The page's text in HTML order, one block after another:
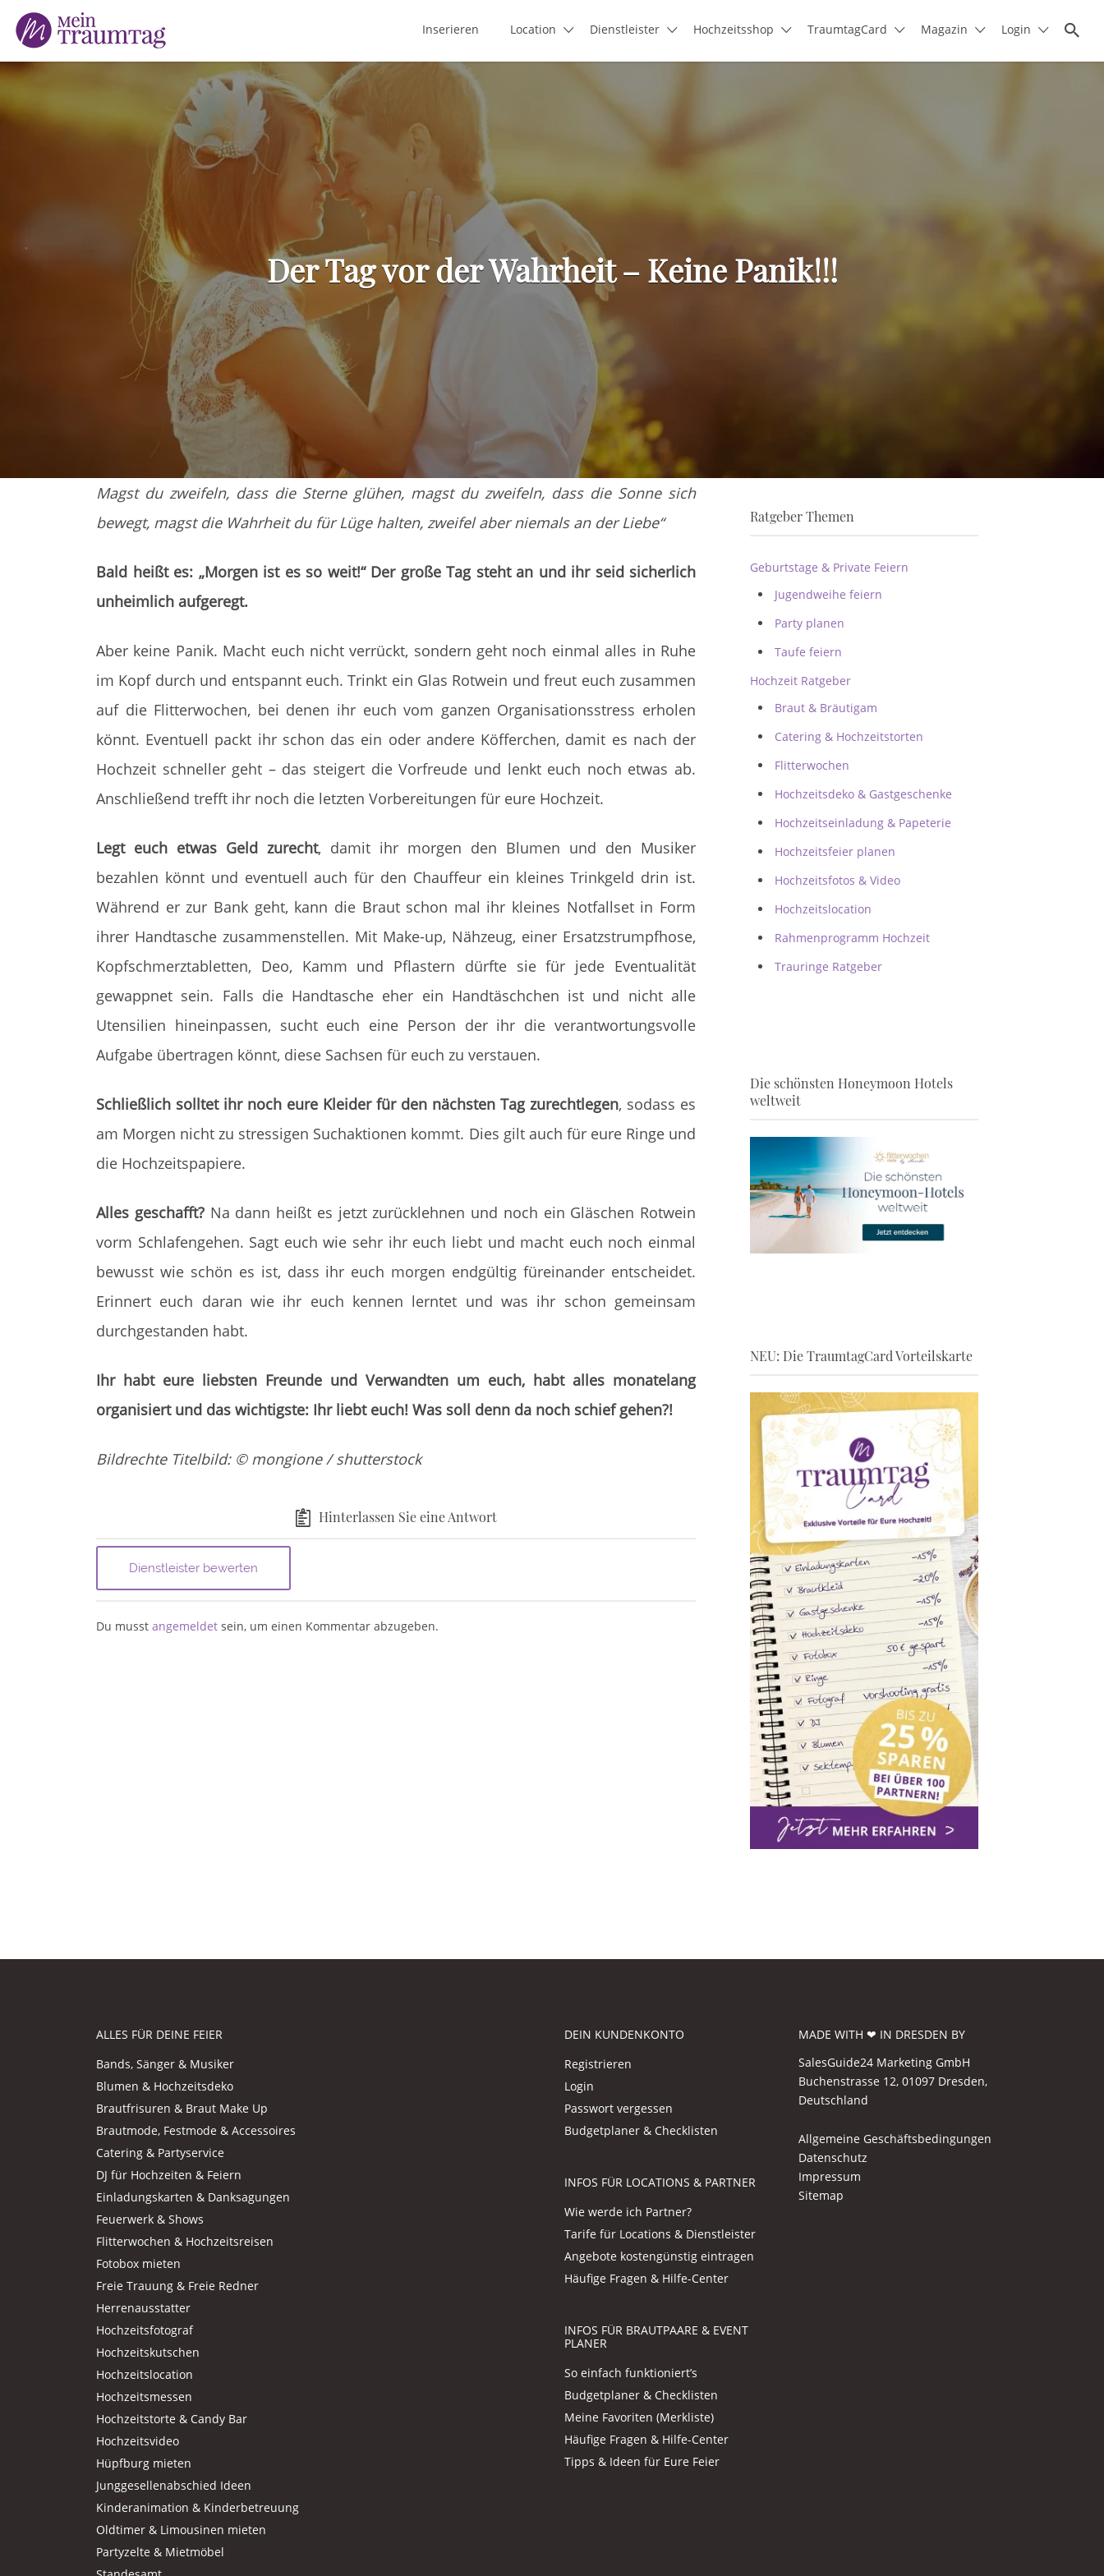
Inserieren Location Dienstleister Hochzeitsshop TraumtagCard Magazin Login
Suchen
nach:
Der Tag vor der Wahrheit – Keine Panik!!!
Magst du zweifeln, dass die Sterne glühen, magst du zweifeln, dass die Sonne sich
bewegt, magst die Wahrheit du für Lüge halten, zweifel aber niemals an der Liebe“
Bald heißt es: „Morgen ist es so weit!“ Der große Tag steht an und ihr seid sicherlich
unheimlich aufgeregt.
Aber keine Panik. Macht euch nicht verrückt, sondern geht noch einmal alles in Ruhe
im Kopf durch und entspannt euch. Trinkt ein Glas Rotwein und freut euch zusammen
auf die Flitterwochen, bei denen ihr euch vom ganzen Organisationsstress erholen
könnt. Eventuell packt ihr schon das ein oder andere Köfferchen, damit es nach der
Hochzeit schneller geht – das steigert die Vorfreude und lenkt euch noch etwas ab.
Anschließend trefft ihr noch die letzten Vorbereitungen für eure Hochzeit.
Legt euch etwas Geld zurecht, damit ihr morgen den Blumen und den Musiker
bezahlen könnt und eventuell auch für den Chauffeur ein kleines Trinkgeld drin ist.
Während er zur Bank geht, kann die Braut schon mal ihr kleines Notfallset in Form
ihrer Handtasche zusammenstellen. Mit Make-up, Nähzeug, einer Ersatzstrumpfhose,
Kopfschmerztabletten, Deo, Kamm und Pflastern dürfte sie für jede Eventualität
gewappnet sein. Falls die Handtasche eher ein Handtäschchen ist und nicht alle
Utensilien hineinpassen, sucht euch eine Person der ihr die verantwortungsvolle
Aufgabe übertragen könnt, diese Sachsen für euch zu verstauen.
Schließlich solltet ihr noch eure Kleider für den nächsten Tag zurechtlegen, sodass es
am Morgen nicht zu stressigen Suchaktionen kommt. Dies gilt auch für eure Ringe und
die Hochzeitspapiere.
Alles geschafft?Na dann heißt es jetzt zurücklehnen und noch ein Gläschen Rotwein
vorm Schlafengehen. Sagt euch wie sehr ihr euch liebt und macht euch noch einmal
bewusst wie schön es ist, dass ihr euch morgen endgültig füreinander entscheidet.
Erinnert euch daran wie ihr euch kennen lerntet und was ihr schon gemeinsam
durchgestanden habt.
Ihr habt eure liebsten Freunde und Verwandten um euch, habt alles monatelang
organisiert und das wichtigste: Ihr liebt euch! Was soll denn da noch schief gehen?!
Bildrechte Titelbild: © mongione / shutterstock
Hinterlassen Sie eine Antwort
Du musst angemeldet sein, um einen Kommentar abzugeben.
Ratgeber Themen
Geburtstage & Private Feiern
Jugendweihe feiern
Party planen
Taufe feiern
Hochzeit Ratgeber
Braut & Bräutigam
Catering & Hochzeitstorten
Flitterwochen
Hochzeitsdeko & Gastgeschenke
Hochzeitseinladung & Papeterie
Hochzeitsfeier planen
Hochzeitsfotos & Video
Hochzeitslocation
Rahmenprogramm Hochzeit
Trauringe Ratgeber
Die schönsten Honeymoon Hotels
weltweit
NEU: Die TraumtagCard Vorteilskarte
ALLES FÜR DEINE FEIER
Bands, Sänger & Musiker
Blumen & Hochzeitsdeko
Brautfrisuren & Braut Make Up
Brautmode, Festmode & Accessoires
Catering & Partyservice
DJ für Hochzeiten & Feiern
Einladungskarten & Danksagungen
Feuerwerk & Shows
Flitterwochen & Hochzeitsreisen
Fotobox mieten
Freie Trauung & Freie Redner
Herrenausstatter
Hochzeitsfotograf
Hochzeitskutschen
Hochzeitslocation
Hochzeitsmessen
Hochzeitstorte & Candy Bar
Hochzeitsvideo
Hüpfburg mieten
Junggesellenabschied Ideen
Kinderanimation & Kinderbetreuung
Oldtimer & Limousinen mieten
Partyzelte & Mietmöbel
DEIN KUNDENKONTO
Registrieren
Login
Passwort vergessen
Budgetplaner & Checklisten
INFOS FÜR LOCATIONS & PARTNER
Wie werde ich Partner?
Tarife für Locations & Dienstleister
Angebote kostengünstig eintragen
Häufige Fragen & Hilfe-Center
INFOS FÜR BRAUTPAARE & EVENT
PLANER
So einfach funktioniert’s
Budgetplaner & Checklisten
Meine Favoriten (Merkliste)
Häufige Fragen & Hilfe-Center
Tipps & Ideen für Eure Feier
MADE WITH ❤ IN DRESDEN BY
SalesGuide24 Marketing GmbH
Buchenstrasse 12, 01097 Dresden,
Deutschland
Allgemeine Geschäftsbedingungen
Datenschutz
Impressum
Sitemap